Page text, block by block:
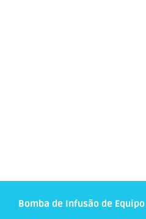
Bomba de Infusão de Equipo